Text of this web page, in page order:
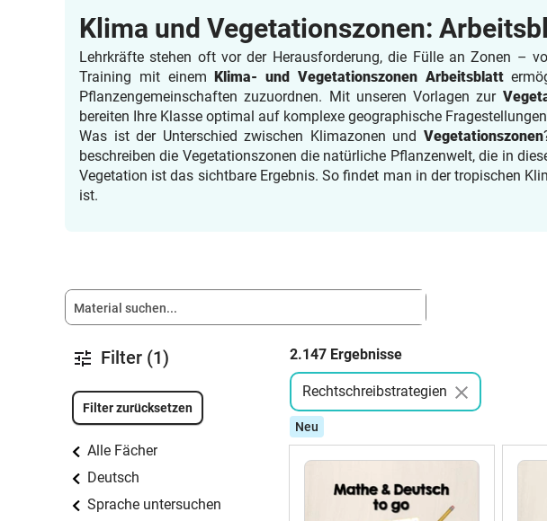
Klima und Vegetationszonen:
Lehrkräfte stehen oft vor der Herausforderung, die Fülle an Zonen –
Training mit einemKlima- und Vegetationszonen Arbeitsblatt
Pflanzengemeinschaften zuzuordnen. Mit unseren Vorlagen zur
bereiten Ihre Klasse optimal auf komplexe geographische
Was ist der Unterschied zwischen Klimazonen und Vegetationszonen
beschreiben die Vegetationszonen die natürliche Pflanzenwelt, die in
Vegetation ist das sichtbare Ergebnis. So findet man in der tropischen
ist.
Filter (1)
Filter zurücksetzen
Alle Fächer
Deutsch
Sprache untersuchen
2.147 Ergebnisse
Rechtschreibstrategien
Neu